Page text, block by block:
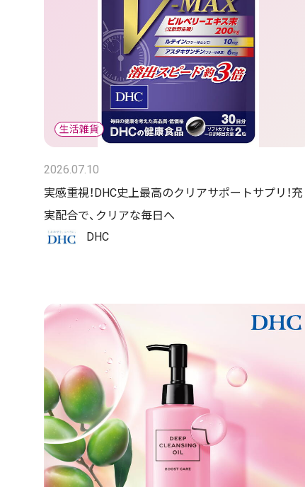
2026.07.10
実感重視！DHC史上最高のクリアサポートサプリ！充
実配合で、クリアな毎日へ
DHC